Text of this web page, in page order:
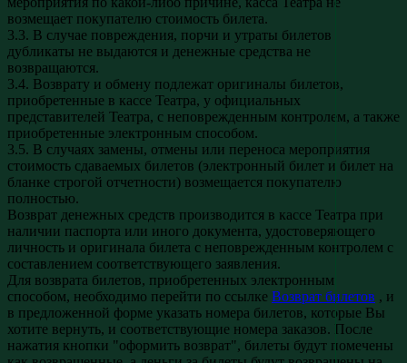
возмещает покупателю стоимость билета.
3.3. В случае повреждения, порчи и утраты билетов
дубликаты не выдаются и денежные средства не
возвращаются.
3.4. Возврату и обмену подлежат оригиналы билетов,
приобретенные в кассе Театра, у официальных
представителей Театра, с неповрежденным контролем, а также
приобретенные электронным способом.
3.5. В случаях замены, отмены или переноса мероприятия
стоимость сдаваемых билетов (электронный билет и билет на
бланке строгой отчетности) возмещается покупателю
полностью.
Возврат денежных средств производится в кассе Театра при
наличии паспорта или иного документа, удостоверяющего
личность и оригинала билета с неповрежденным контролем с
составлением соответствующего заявления.
Для возврата билетов, приобретенных электронным
способом, необходимо перейти по ссылке Возврат билетов , и
в предложенной форме указать номера билетов, которые Вы
хотите вернуть, и соответствующие номера заказов. После
нажатия кнопки "оформить возврат", билеты будут помечены